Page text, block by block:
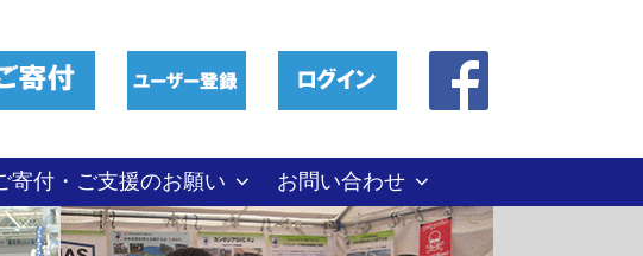
寄付・ご支援のお願い お問い合わせ